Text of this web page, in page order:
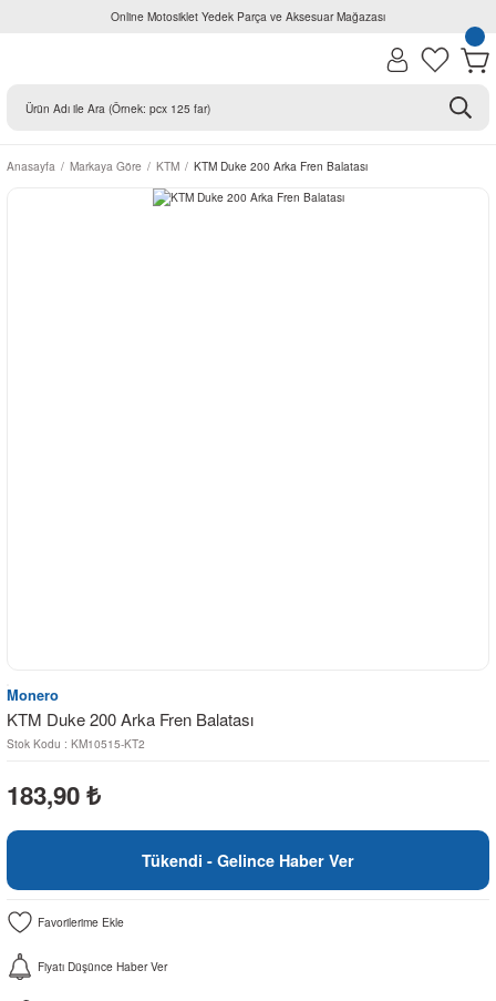
Online Motosiklet Yedek Parça ve Aksesuar Mağazası
Anasayfa Markaya Göre KTM KTM Duke 200 Arka Fren Balatası
Monero
KTM Duke 200 Arka Fren Balatası
Stok Kodu : KM10515-KT2
183,90 ₺
Tükendi - Gelince Haber Ver
Fiyatı Düşünce Haber Ver